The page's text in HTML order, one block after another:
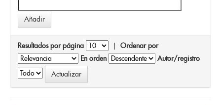
Resultados por página | Ordenar por
En orden
Autor/registro